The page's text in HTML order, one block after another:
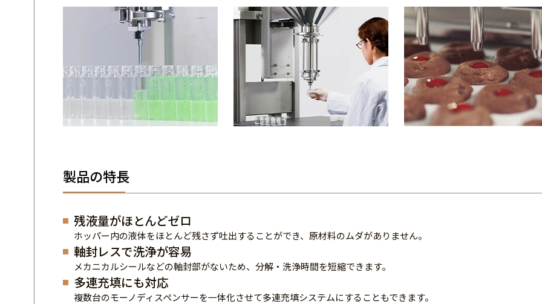
製品の特長
残液量がほとんどゼロ
ホッパー内の液体をほとんど残さず吐出することができ、原材料のムダがありません。
軸封レスで洗浄が容易
メカニカルシールなどの軸封部がないため、分解・洗浄時間を短縮できます。
多連充填にも対応
複数台のモーノディスペンサーを一体化させて多連充填システムにすることもできます。